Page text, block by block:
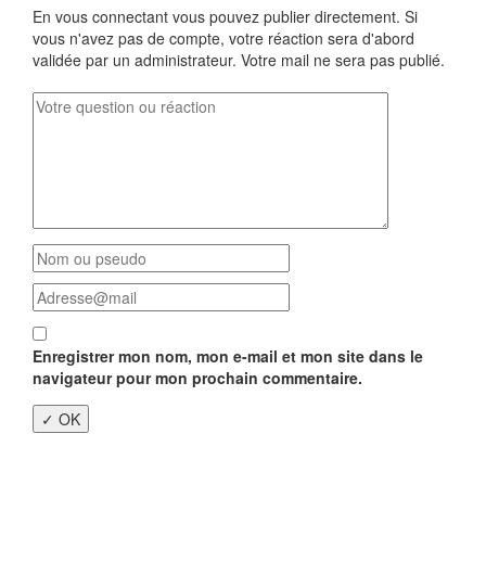
En vous connectant vous pouvez publier directement. Si
vous n'avez pas de compte, votre réaction sera d'abord
validée par un administrateur. Votre mail ne sera pas publié.
Enregistrer mon nom, mon e-mail et mon site dans le
navigateur pour mon prochain commentaire.